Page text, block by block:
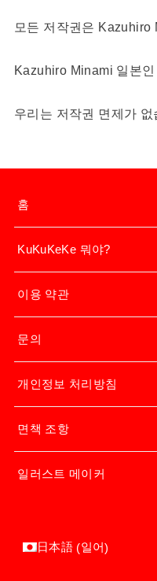
모든 저작권은 Kazuhiro
Kazuhiro Minami 일본
우리는 저작권 면제가 없
홈
KuKuKeKe 뭐야?
이용 약관
문의
개인정보 처리방침
면책 조항
일러스트 메이커
日本語 (일어)